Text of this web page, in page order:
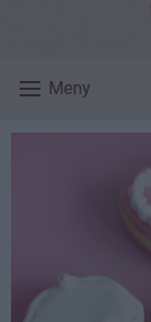
Meny